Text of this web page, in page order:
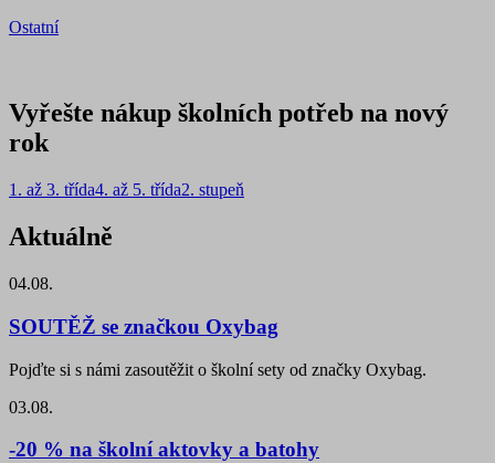
Ostatní
Vyřešte nákup školních potřeb na nový
rok
1. až 3. třída4. až 5. třída2. stupeň
Aktuálně
04.08.
SOUTĚŽ se značkou Oxybag
Pojďte si s námi zasoutěžit o školní sety od značky Oxybag.
03.08.
-20 % na školní aktovky a batohy